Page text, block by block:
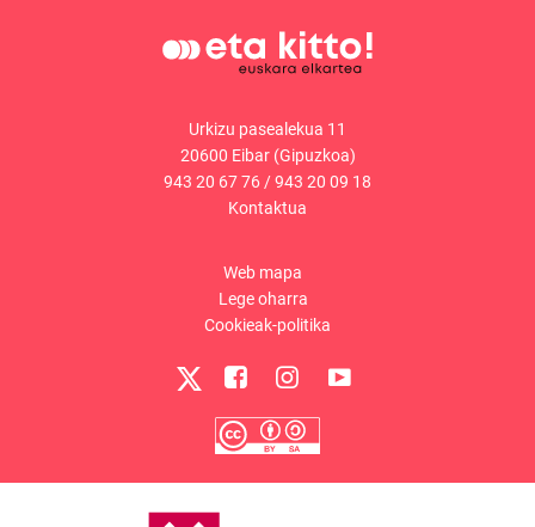
Urkizu pasealekua 11
20600 Eibar (Gipuzkoa)
943 20 67 76 /943 20 09 18
Kontaktua
Web mapa
Lege oharra
Cookieak-politika